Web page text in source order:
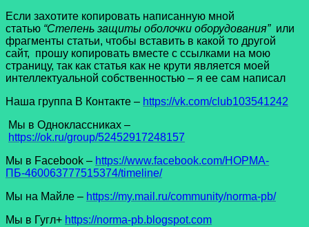
Если захотите копировать написанную мной
статью “Степень защиты оболочки оборудования”или
фрагменты статьи, чтобы вставить в какой то другой
сайт, прошу копировать вместе с ссылками на мою
страницу, так как статья как не крути является моей
интеллектуальной собственностью – я ее сам написал
Наша группа В Контакте – https://vk.com/club103541242
Мы в Одноклассниках –
https://ok.ru/group/52452917248157
Мы в Facеbook – https://www.facebook.com/НОРМА-
ПБ-460063777515374/timeline/
Мы на Майле – https://my.mail.ru/community/norma-pb/
Мы в Гугл+ https://norma-pb.blogspot.com